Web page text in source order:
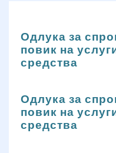
Одлука за
повик на
средства
Одлука за
повик на
средства